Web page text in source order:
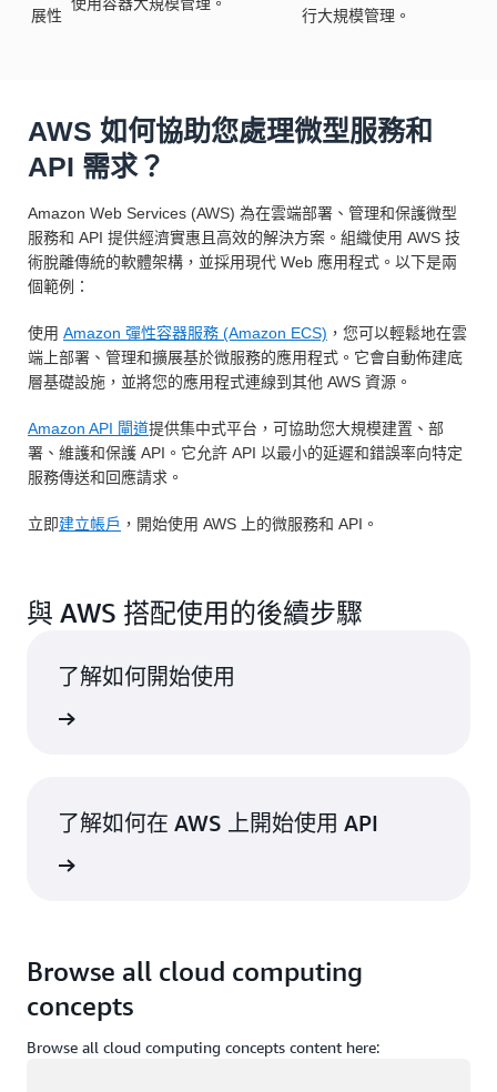
展性
行大規模管理。
AWS 如何協助您處理微型服務和
API 需求？
Amazon Web Services (AWS) 為在雲端部署、管理和保護微型
服務和 API 提供經濟實惠且高效的解決方案。組織使用 AWS 技
術脫離傳統的軟體架構，並採用現代 Web 應用程式。以下是兩
個範例：
使用 Amazon 彈性容器服務 (Amazon ECS) ，您可以輕鬆地在雲
端上部署、管理和擴展基於微服務的應用程式。它會自動佈建底
層基礎設施，並將您的應用程式連線到其他 AWS 資源。
Amazon API 閘道提供集中式平台，可協助您大規模建置、部
署、維護和保護 API。它允許 API 以最小的延遲和錯誤率向特定
服務傳送和回應請求。
立即建立帳戶 ，開始使用 AWS 上的微服務和 API。
與 AWS 搭配使用的後續步驟
了解如何開始使用
了解如何在 AWS 上開始使用 API
Browse all cloud computing
concepts
Browse all cloud computing concepts content here: